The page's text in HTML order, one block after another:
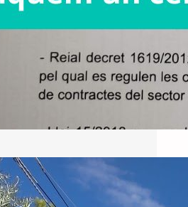
perseverem en la
la Llei de Política